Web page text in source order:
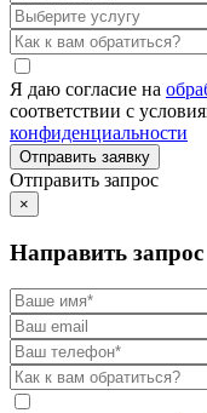
Я даю согласие на
соответствии с
конфиденциальности
Отправить запрос
×
Направить запрос